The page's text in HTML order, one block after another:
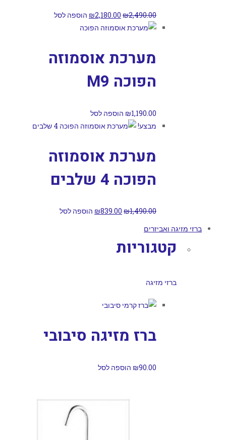
₪2,490.00
₪2,180.00 הוספה לסל
מערכת אוסמוזה
הפוכה M9
₪1,190.00
הוספה לסל
מבצע!
מערכת אוסמוזה
הפוכה 4 שלבים
₪1,490.00
₪839.00
הוספה לסל
ברזי מזיגה ואביזרים
קטגוריות
ברזי מזיגה
ברז מזיגה סיבובי
₪90.00 הוספה לסל